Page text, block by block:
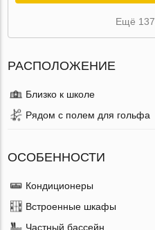
Ещё
РАСПОЛОЖЕНИЕ
Близко к школе
Рядом с полем для гольфа
ОСОБЕННОСТИ
Кондиционеры
Встроенные шкафы
Частный бассейн